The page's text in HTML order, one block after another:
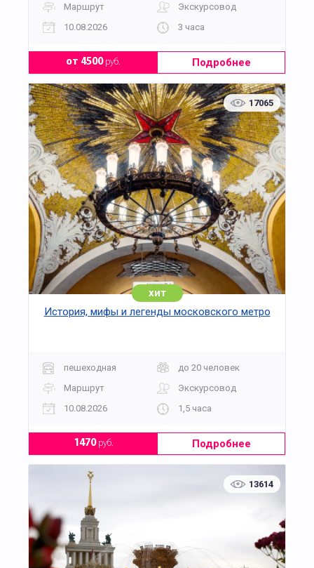
Маршрут
Экскурсовод
10.08.2026
3 часа
от 4500руб. Подробнее
17065
хит
История, мифы и легенды московского метро
пешеходная
до 20 человек
Маршрут
Экскурсовод
10.08.2026
1,5 часа
1470руб. Подробнее
13614